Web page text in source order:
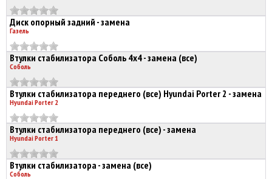
Диск опорный задний - замена
Газель
Втулки стабилизатора Соболь 4х4 - замена (все)
Соболь
Втулки стабилизатора переднего (все) Hyundai Porter 2 - замена
Hyundai Porter 2
Втулки стабилизатора переднего (все) - замена
Hyundai Porter 1
Втулки стабилизатора - замена (все)
Соболь